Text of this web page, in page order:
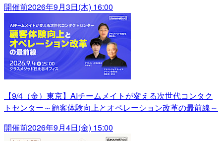
開催前2026年9月3日(木) 16:00
【9/4（金）東京】AIチームメイトが変える次世代コンタク
トセンター～顧客体験向上とオペレーション改革の最前線～
開催前2026年9月4日(金) 15:00